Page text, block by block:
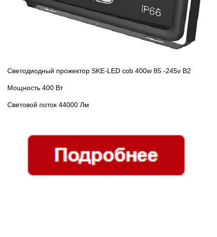
Светодиодный прожектор SKE-LED cob 400w 85 -245v В2
Мощность 400 Вт
Световой поток 44000 Лм